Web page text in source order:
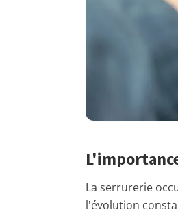
La serrurerie
l'évolution